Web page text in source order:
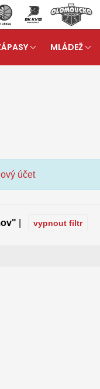
MLÁDEŽ
účet
vypnout filtr